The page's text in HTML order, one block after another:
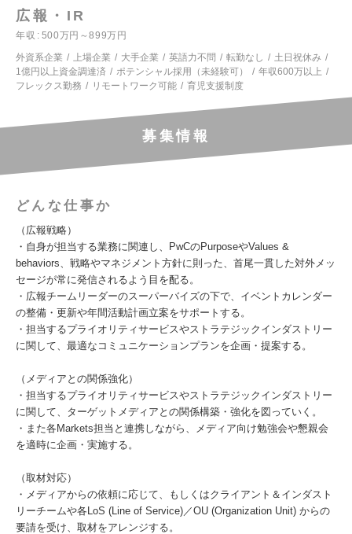
広報・IR
年収
500万円～899万円
外資系企業
上場企業 大手企業 英語力不問 転勤なし
土日祝休み
1億円以上資金調達済
ポテンシャル採用（未経験可）
年収600万以上
フレックス勤務
リモートワーク可能 育児支援制度
募集情報
どんな仕事か
（広報戦略）
・自身が担当する業務に関連し、PwCのPurposeやValues &
behaviors、戦略やマネジメント方針に則った、首尾一貫した対外メッ
セージが常に発信されるよう目を配る。
・広報チームリーダーのスーパーバイズの下で、イベントカレンダー
の整備・更新や年間活動計画立案をサポートする。
・担当するプライオリティサービスやストラテジックインダストリー
に関して、最適なコミュニケーションプランを企画・提案する。
（メディアとの関係強化）
・担当するプライオリティサービスやストラテジックインダストリー
に関して、ターゲットメディアとの関係構築・強化を図っていく。
・また各Markets担当と連携しながら、メディア向け勉強会や懇親会
を適時に企画・実施する。
（取材対応）
・メディアからの依頼に応じて、もしくはクライアント＆インダスト
リーチームや各LoS (Line of Service)／OU (Organization Unit) からの
要請を受け、取材をアレンジする。